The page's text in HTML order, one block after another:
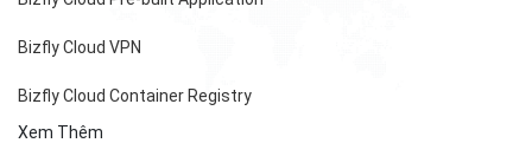
Bizfly Cloud VPN
Bizfly Cloud Container Registry
Xem Thêm